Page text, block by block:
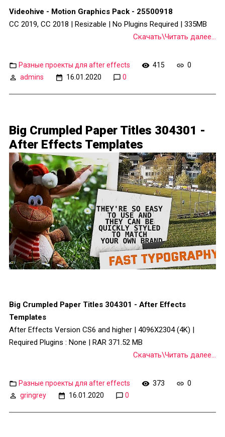
Videohive - Motion Graphics Pack - 25500918
CC 2019, CC 2018 | Resizable | No Plugins Required | 335MB
Скачать\Читать далее...
Разные проекты для after effects 415
0
admins
16.01.2020 0
Big Crumpled Paper Titles 304301 -
After Effects Templates
Big Crumpled Paper Titles 304301 - After Effects
Templates
After Effects Version CS6 and higher | 4096X2304 (4K) |
Required Plugins : None | RAR 371.52 MB
Скачать\Читать далее...
Разные проекты для after effects 373
0
gringrey
16.01.2020 0